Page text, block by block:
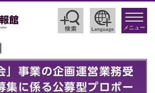
toggle
メニュー
」事業の企画運営業務受
集に係る公募型プロポー